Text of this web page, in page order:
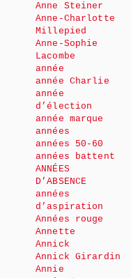
Anne Steiner
Anne-Charlotte
Millepied
Anne-Sophie
Lacombe
année
année Charlie
année
d’élection
année marque
années
années 50-60
années battent
ANNÉES
D’ABSENCE
années
d’aspiration
Années rouge
Annette
Annick
Annick Girardin
Annie